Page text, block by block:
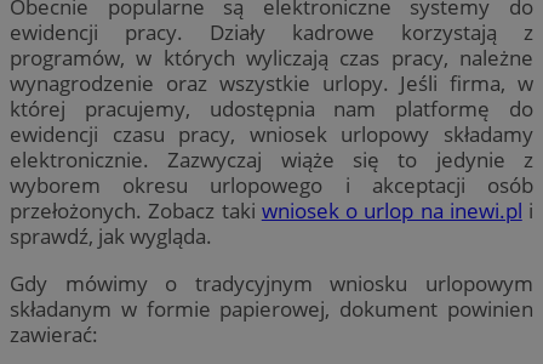
Obecnie popularne są elektroniczne systemy do
ewidencji pracy. Działy kadrowe korzystają z
programów, w których wyliczają czas pracy, należne
wynagrodzenie oraz wszystkie urlopy. Jeśli firma, w
której pracujemy, udostępnia nam platformę do
ewidencji czasu pracy, wniosek urlopowy składamy
elektronicznie. Zazwyczaj wiąże się to jedynie z
wyborem okresu urlopowego i akceptacji osób
przełożonych. Zobacz taki wniosek o urlop na inewi.pl i
sprawdź, jak wygląda.
Gdy mówimy o tradycyjnym wniosku urlopowym
składanym w formie papierowej, dokument powinien
zawierać: